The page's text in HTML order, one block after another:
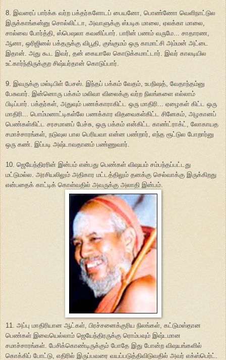
8. இவரைப் பார்க்க வர்ற பக்தர்களோடப் பையனோ, பொண்ணோ வெளிநாட்டுல
இருக்காங்கன்னு சொல்லிட்டா, அவாளுக்கு ஸ்படிக மாலை, ஏலக்கா மாலை,
சால்வை போர்த்தி, ஸ்பெஷலா கவனிப்பார். பாரின் பணம் வருமே... சாதாரண,
ஆனா, ஒரிஜினல் பக்தருக்கு விபூதி, குங்குமம் ஒரு காமாட்சி அம்மன் அட்டை
இதான். அது கூட இவர், தன் கையாலே கொடுக்கமாட்டார். இவர் காலடியில
உட்கார்ந்திருக்குற சிஷ்யர்தான் கொடுப்பார்.
9. இவருக்கு மல்டிபிள் பேசஸ். இந்தப் பக்கம் வேதம், உபநிஷத், வேதாந்தம்னு
பேசுவார். இன்னொரு பக்கம் மலிவா விலைக்கு வர்ற நிலங்களை எல்லாம்
பிடிப்பார். பக்தர்கள், அதுவும் பணக்காராகிட்ட ஒரு மாதிரி... ஏழைகள் கிட்ட ஒரு
மாதிரி... பொம்மனாட்டிகள்லே பணக்கார விதவைகள்கிட்ட சினேகம், அழகானப்
பெண்கள்கிட்ட சரசமானப் பேச்சு, ஒரு பக்கம் என்கிட்ட காண்ட்ராக்ட், லோகாயத
சமாச்சாரங்கள், நடுவுல பால பெரியவா என்ன பண்றார், எந்த ரூட்டுல போறார்னு
ஒரு கண். இப்படி அஷ்டாவதானம் பண்ணுவார்.
10. ஜெயேந்திரரின் இன்பம் என்பது பெண்கள் விஷயம் சம்பந்தப்பட்டது
மட்டுமல்ல. அரசியலிலும் அதிகார மட்டத்திலும் தனக்கு செல்வாக்கு இருக்கிறது
என்பதைக் காட்டிக் கொள்வதில் அவருக்கு அலாதி இன்பம்.
11. அப்பு மாதிரியான ஆட்கள், பிரச்சனைக்குரிய நிலங்கள், கட்டுமஸ்தான
பெண்கள் இவையெல்லாம் ஜெயேந்திரருக்கு ரொம்பவும் இஷ்டமான
சமாச்சாரங்கள். பேசிக்கொண்டிருக்கும் போதே இது போன்ற விஷயங்களில்
கொக்கிப் போட்டு, எதிரில் இருப்பவரை வயப்படுத்திவிடுவதில் அவர் எக்ஸ்பெர்ட்.